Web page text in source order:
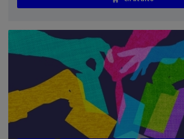
...Últimas
plazas
Gratuito
Fecha
pasada
Lista
de
Plazo
de